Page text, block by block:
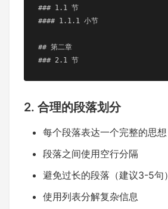
### 1.1 节
#### 1.1.1 小节
## 第二章
### 2.1 节
2. 合理的段落划分
每个段落表达一个完整的思想
段落之间使用空行分隔
避免过长的段落（建议3-5句）
使用列表分解复杂信息